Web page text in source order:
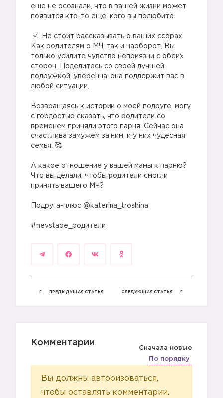
еще не осознали, что в вашей жизни может
появится кто-то еще, кого вы полюбите.
Не стоит рассказывать о ваших ссорах.
Как родителям о МЧ, так и наоборот. Вы
только усилите чувство неприязни с обеих
сторон. Поделитесь со своей лучшей
подружкой, уверенна, она поддержит вас в
любой ситуации.
Возвращаясь к истории о моей подруге, могу
с гордостью сказать, что родители со
временем приняли этого парня. Сейчас она
счастлива замужем за ним, и у них чудесная
семья. 🥰
А какое отношение у вашей мамы к парню?
Что вы делали, чтобы родители смогли
принять вашего МЧ?
Подруга-плюс @katerina_troshina
#nevstade_родители
ПРЕДЫДУЩАЯ СТАТЬЯ СЛЕДУЮЩАЯ СТАТЬЯ
Комментарии
Сначала новые
По порядку
Вы должны авторизоваться,
чтобы оставлять комментарии.